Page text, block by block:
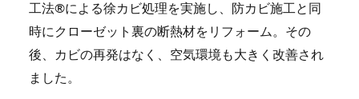
工法®による徐カビ処理を実施し、防カビ施工と同
時にクローゼット裏の断熱材をリフォーム。その
後、カビの再発はなく、空気環境も大きく改善され
ました。